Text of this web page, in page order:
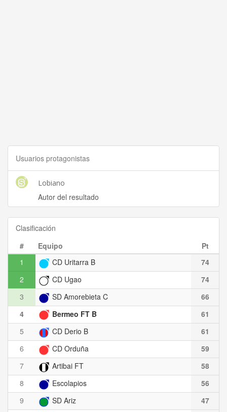
Usuarios protagonistas
Lobiano
Autor del resultado
Clasificación
#
Equipo
Pt
1
CD Uritarra B
74
2
CD Ugao
74
3
SD Amorebieta C
66
4
Bermeo FT B
61
5
CD Derio B
61
6
CD Orduña
59
7
Artibai FT
58
8
Escolapios
56
9
SD Ariz
47